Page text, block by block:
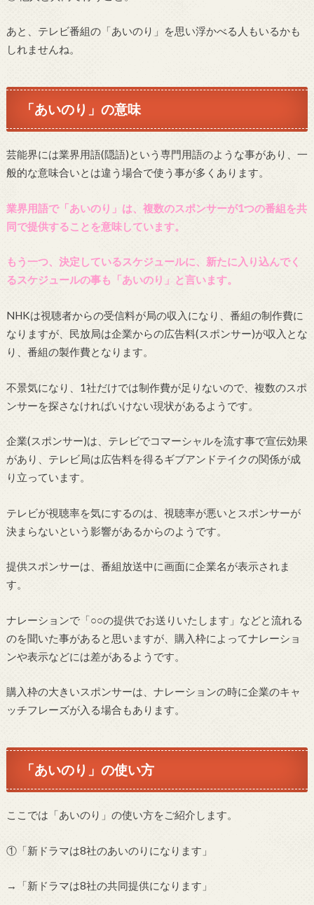
あと、テレビ番組の「あいのり」を思い浮かべる人もいるかも
しれませんね。
「あいのり」の意味
芸能界には業界用語(隠語)という専門用語のような事があり、一
般的な意味合いとは違う場合で使う事が多くあります。
業界用語で「あいのり」は、複数のスポンサーが1つの番組を共
同で提供することを意味しています。
もう一つ、決定しているスケジュールに、新たに入り込んでく
るスケジュールの事も「あいのり」と言います。
NHKは視聴者からの受信料が局の収入になり、番組の制作費に
なりますが、民放局は企業からの広告料(スポンサー)が収入とな
り、番組の製作費となります。
不景気になり、1社だけでは制作費が足りないので、複数のスポ
ンサーを探さなければいけない現状があるようです。
企業(スポンサー)は、テレビでコマーシャルを流す事で宣伝効果
があり、テレビ局は広告料を得るギブアンドテイクの関係が成
り立っています。
テレビが視聴率を気にするのは、視聴率が悪いとスポンサーが
決まらないという影響があるからのようです。
提供スポンサーは、番組放送中に画面に企業名が表示されま
す。
ナレーションで「○○の提供でお送りいたします」などと流れる
のを聞いた事があると思いますが、購入枠によってナレーショ
ンや表示などには差があるようです。
購入枠の大きいスポンサーは、ナレーションの時に企業のキャ
ッチフレーズが入る場合もあります。
「あいのり」の使い方
ここでは「あいのり」の使い方をご紹介します。
①「新ドラマは8社のあいのりになります」
→「新ドラマは8社の共同提供になります」